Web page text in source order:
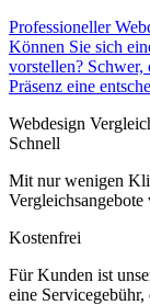
Professioneller
Können Sie sich
vorstellen?
Präsenz eine
Webdesign
Schnell
Mit nur wenigen
Kostenfrei
Für Kunden ist
eine